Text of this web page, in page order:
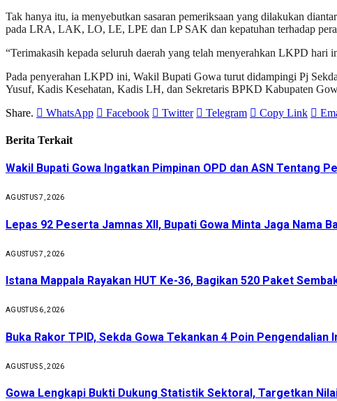
Tak hanya itu, ia menyebutkan sasaran pemeriksaan yang dilakukan
pada LRA, LAK, LO, LE, LPE dan LP SAK dan kepatuhan terhadap
“Terimakasih kepada seluruh daerah yang telah menyerahkan LKPD
Pada penyerahan LKPD ini, Wakil Bupati Gowa turut didampingi Pj
Yusuf, Kadis Kesehatan, Kadis LH, dan Sekretaris BPKD Kabupaten
Share.
WhatsApp Facebook Twitter Telegram Copy Link
Berita Terkait
Wakil Bupati Gowa Ingatkan Pimpinan OPD dan ASN Tentang
AGUSTUS 7, 2026
Lepas 92 Peserta Jamnas XII, Bupati Gowa Minta Jaga Nama
AGUSTUS 7, 2026
Istana Mappala Rayakan HUT Ke-36, Bagikan 520 Paket
AGUSTUS 6, 2026
Buka Rakor TPID, Sekda Gowa Tekankan 4 Poin Pengendalian
AGUSTUS 5, 2026
Gowa Lengkapi Bukti Dukung Statistik Sektoral, Targetkan